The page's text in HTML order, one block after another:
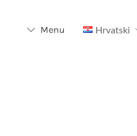
Menu Hrvatski